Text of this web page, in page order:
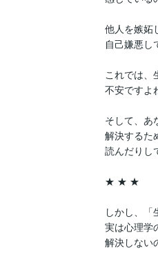
他人を嫉妬
自己嫌悪し
これでは、
不安ですよ
そして、あ
解決するた
読んだりし
★ ★ ★
しかし、「
実は心理学
解決しない